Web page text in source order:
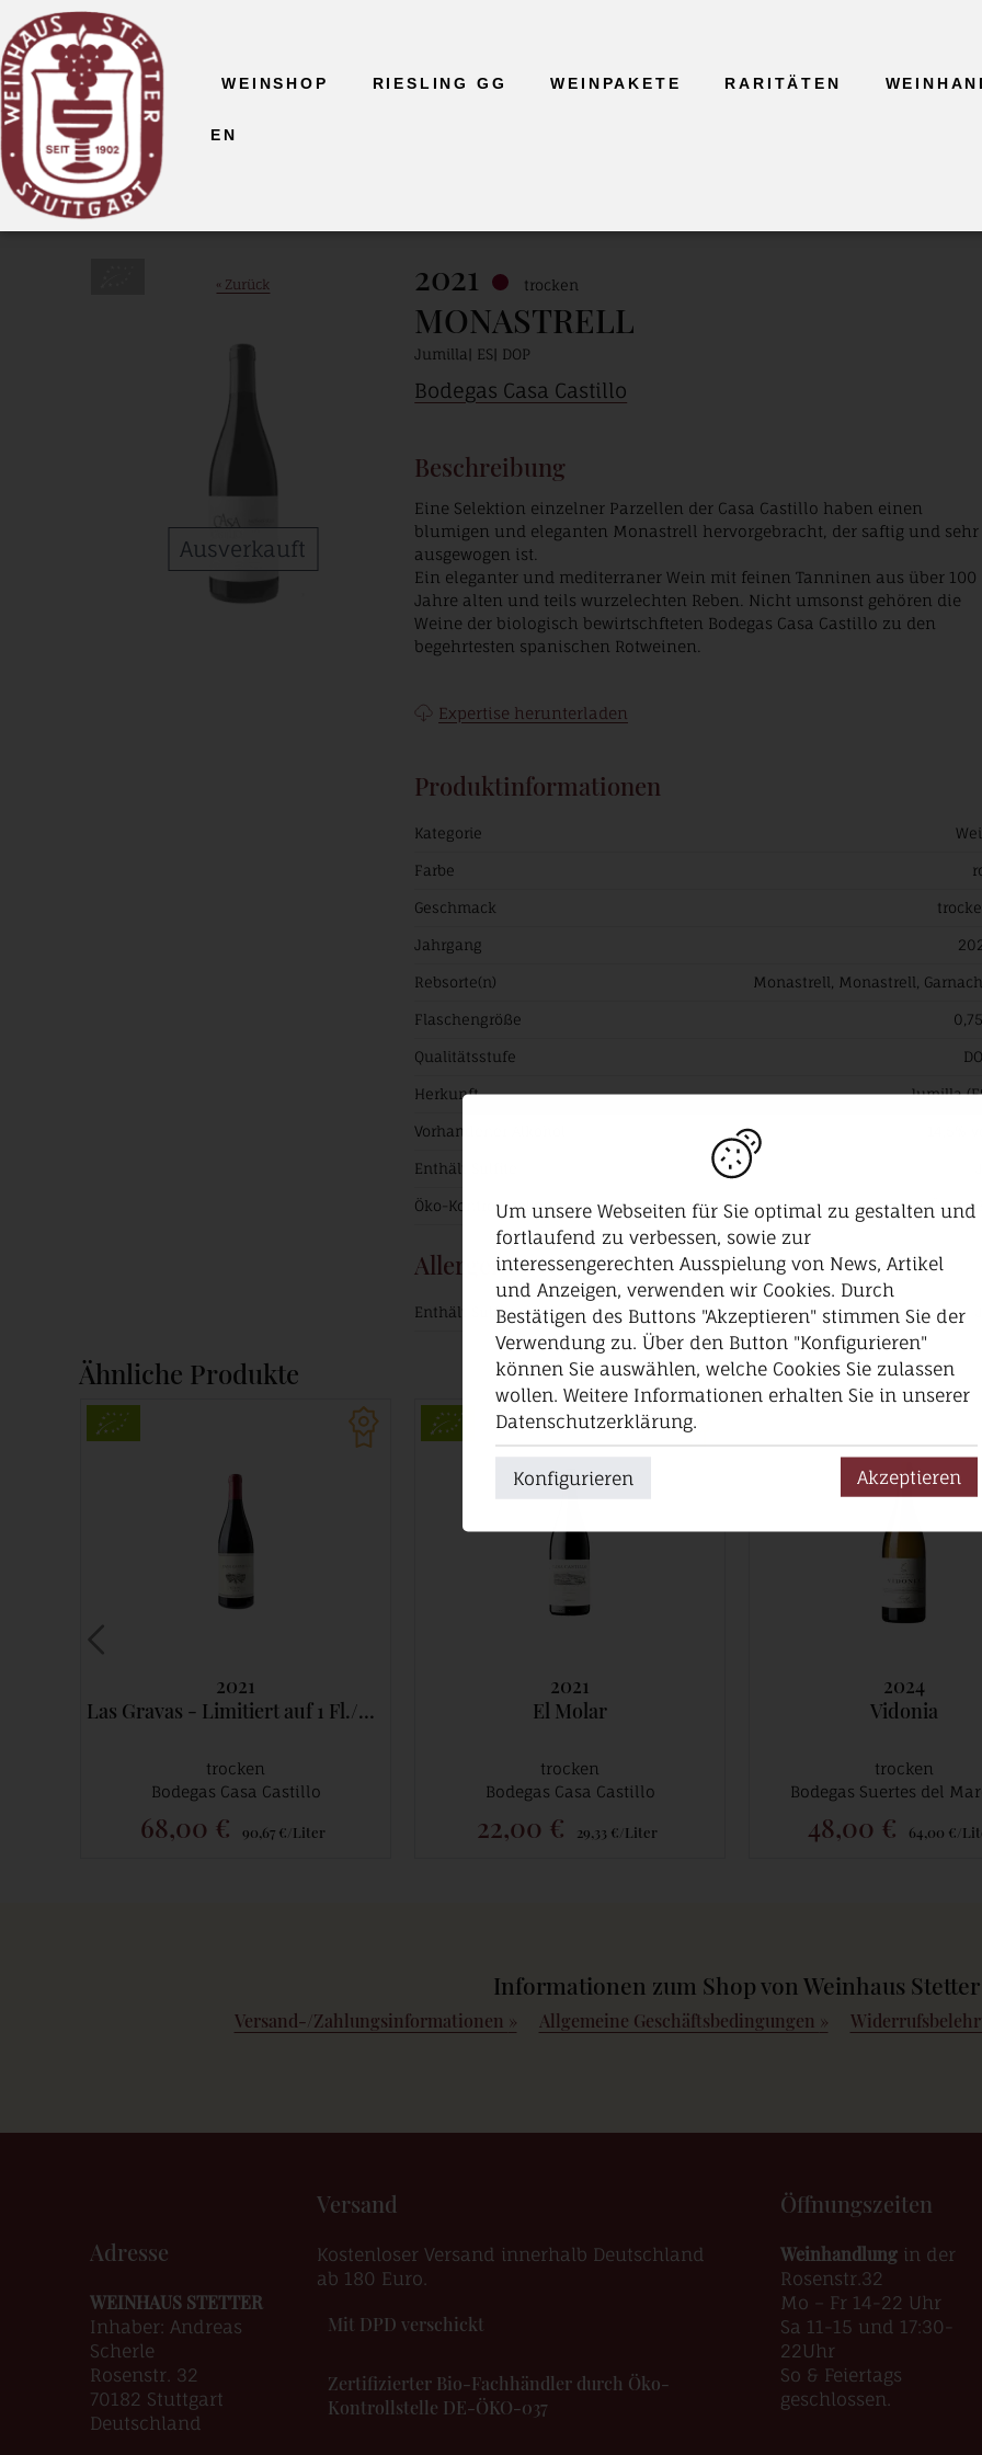
WEINSHOP RIESLING GG WEINPAKETE RARITÄTEN
EN
« Zurück
Ausverkauft
2021 trocken
MONASTRELL
Jumilla ES DOP
Bodegas Casa Castillo
Beschreibung
Eine Selektion einzelner Parzellen der Casa Castillo haben einen
blumigen und eleganten Monastrell hervorgebracht, der saftig und sehr
ausgewogen ist.
Ein eleganter und mediterraner Wein mit feinen Tanninen aus über 100
Jahre alten und teils wurzelechten Reben. Nicht umsonst gehören die
Weine der biologisch bewirtschfteten Bodegas Casa Castillo zu den
begehrtesten spanischen Rotweinen.
Expertise herunterladen
Produktinformationen
Kategorie
Farbe
Geschmack
Jahrgang
Rebsorte(n) Monastrell, Monastrell,
Flaschengröße
Qualitätsstufe
Herkunft Jumilla
Vorhandener Alkohol
Enthält Sulfite
Öko-Kontrollstellennummer DE-ÖKO-
Allergene
Enthält Sulfite
Ähnliche Produkte
2021
Las Gravas - Limitiert auf 1 Fl./Kunde-
trocken
Bodegas Casa Castillo
68,00 € 90,67 €/Liter
2021
El Molar
trocken
Bodegas Casa Castillo
22,00 € 29,33 €/Liter
2024
Vidonia
trocken
Bodegas Suertes del
48,00 € 64,00 €/
Informationen zum Shop von Weinhaus Stetter
Versand-/Zahlungsinformationen » Allgemeine Geschäftsbedingungen »
Um unsere Webseiten für Sie optimal zu gestalten und
fortlaufend zu verbessen, sowie zur
interessengerechten Ausspielung von News, Artikel
und Anzeigen, verwenden wir Cookies. Durch
Bestätigen des Buttons "Akzeptieren" stimmen Sie der
Verwendung zu. Über den Button "Konfigurieren"
können Sie auswählen, welche Cookies Sie zulassen
wollen. Weitere Informationen erhalten Sie in unserer
Datenschutzerklärung.
Konfigurieren Akzeptieren
Adresse
WEINHAUS STETTER
Inhaber: Andreas
Scherle
Rosenstr. 32
70182 Stuttgart
Deutschland
Versand
Kostenloser Versand innerhalb Deutschland
ab 180 Euro.
Mit DPD verschickt
Zertifizierter Bio-Fachhändler durch Öko-
Kontrollstelle DE-ÖKO-037
Öffnungszeiten
Weinhandlungin der
Rosenstr.32
Mo – Fr 14-22 Uhr
Sa 11-15 und 17:30-
22Uhr
So & Feiertags
geschlossen.